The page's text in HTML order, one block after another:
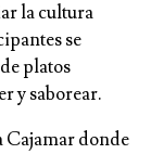
la cultura
se
platos
y saborear.
Cajamar donde